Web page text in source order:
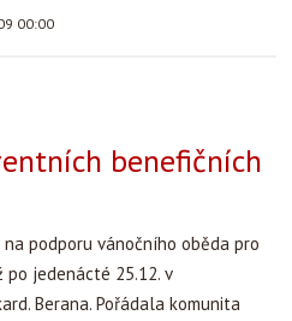
00:00
benefičních
podporu vánočního oběda pro
po jedenácté 25.12. v
Berana. Pořádala komunita